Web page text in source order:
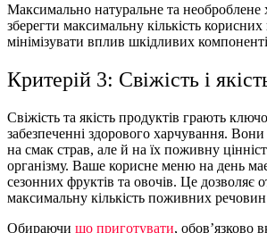
Максимально натуральне та необроблене
зберегти максимальну кількість
мінімізувати вплив шкідливих
Критерій 3: Свіжість і
Свіжість та якість продуктів грають
забезпеченні здорового харчування.
на смак страв, але й на їх поживну
організму. Ваше корисне меню на день
сезонних фруктів та овочів. Це дозволяє
максимальну кількість поживних речовин
Обираючи що приготувати, обов’язково